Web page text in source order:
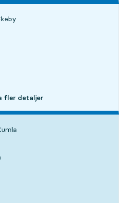
fler detaljer